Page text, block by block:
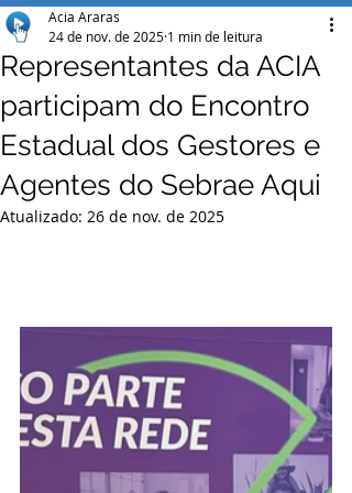
Representantes da ACIA
participam do Encontro
Estadual dos Gestores e
Agentes do Sebrae Aqui
Acia Araras
24 de nov. de 2025 1 min de leitura
Atualizado: 26 de nov. de 2025